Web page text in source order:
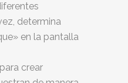
determina
en la pantalla
crear